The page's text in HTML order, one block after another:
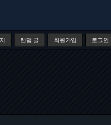
랜덤 글 회원가입 로그인